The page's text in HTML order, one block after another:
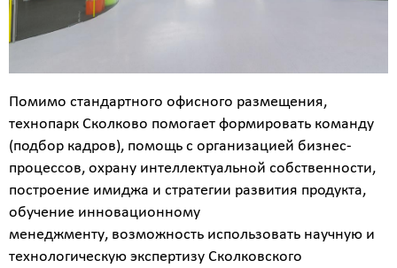
Помимо стандартного офисного размещения,
технопарк Сколково помогает формировать команду
(подбор кадров), помощь с организацией бизнес-
процессов, охрану интеллектуальной собственности,
построение имиджа и стратегии развития продукта,
обучение инновационному
менеджменту, возможность использовать научную и
технологическую экспертизу Сколковского
работ
0
р
Стоимость
с